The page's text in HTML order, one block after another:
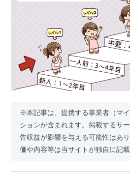
※本記事は、提携する事業者（マ
ションが含まれます。掲載するサ
告収益が影響を与える可能性はあ
価や内容等は当サイトが独自に記載